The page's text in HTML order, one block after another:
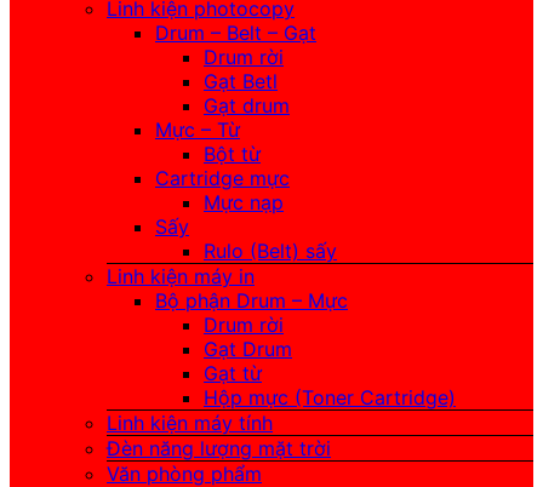
Linh kiện photocopy
Drum – Belt – Gạt
Drum rời
Gạt Betl
Gạt drum
Mực – Từ
Bột từ
Cartridge mực
Mực nạp
Sấy
Rulo (Belt) sấy
Linh kiện máy in
Bộ phận Drum – Mực
Drum rời
Gạt Drum
Gạt từ
Hộp mực (Toner Cartridge)
Linh kiện máy tính
Đèn năng lượng mặt trời
Văn phòng phẩm